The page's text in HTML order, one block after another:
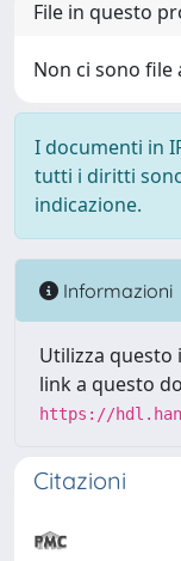
File in questo
Non ci sono
I documenti in
tutti i diritti
indicazione.
Informazioni
Utilizza
link a questo
https://
Citazioni